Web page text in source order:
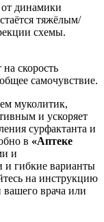
динамики
тяжёлым/
схемы.
скорость
самочувствие.
муколитик,
и ускоряет
сурфактанта и
в «Аптеке
и
и гибкие варианты
на инструкцию
врача или